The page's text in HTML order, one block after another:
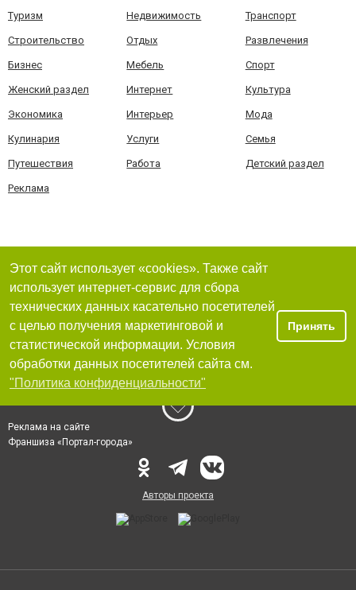
Туризм Недвижимость Транспорт
Строительство Отдых Развлечения
Бизнес Мебель Спорт
Женский раздел Интернет Культура
Экономика Интерьер Мода
Кулинария Услуги Семья
Путешествия Работа Детский раздел
Реклама
Этот сайт использует «cookies». Также сайт
использует интернет-сервис для сбора
технических данных касательно посетителей
с целью получения маркетинговой и
статистической информации. Условия
обработки данных посетителей сайта см.
"Политика конфиденциальности"
Принять
Реклама на сайте
Франшиза «Портал-города»
Авторы проекта